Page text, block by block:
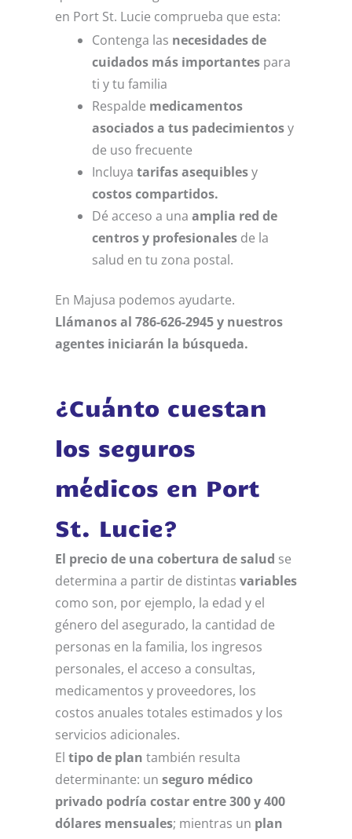
en Port St. Lucie comprueba que esta:
Contenga las necesidades de
cuidados más importantespara
ti y tu familia
Respalde medicamentos
asociados a tus padecimientosy
de uso frecuente
Incluya tarifas asequiblesy
costos compartidos.
Dé acceso a una amplia red de
centros y profesionalesde la
salud en tu zona postal.
En Majusa podemos ayudarte.
Llámanos al 786-626-2945 y nuestros
agentes iniciarán la búsqueda.
¿Cuánto cuestan
los seguros
médicos en Port
St. Lucie?
El precio de una cobertura de salud se
determina a partir de distintas variables
como son, por ejemplo, la edad y el
género del asegurado, la cantidad de
personas en la familia, los ingresos
personales, el acceso a consultas,
medicamentos y proveedores, los
costos anuales totales estimados y los
servicios adicionales.
El tipo de plan también resulta
determinante: un seguro médico
privado podría costar entre 300 y 400
dólares mensuales; mientras un plan